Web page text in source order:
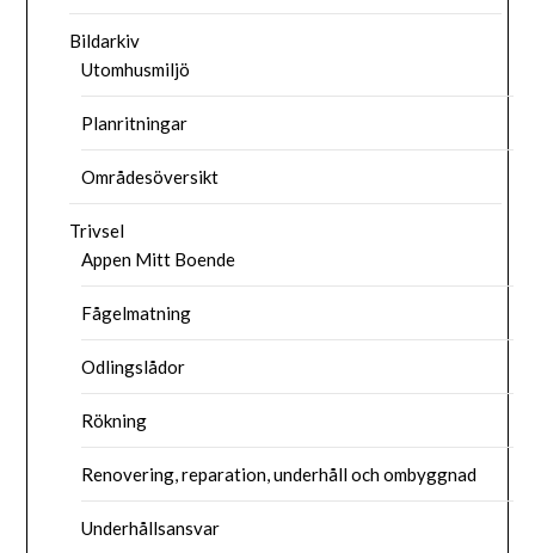
Bildarkiv
Utomhusmiljö
Planritningar
Områdesöversikt
Trivsel
Appen Mitt Boende
Fågelmatning
Odlingslådor
Rökning
Renovering, reparation, underhåll och ombyggnad
Underhållsansvar